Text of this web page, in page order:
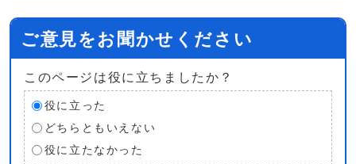
ご意見をお聞かせください
このページは役に立ちましたか？
役に立った
どちらともいえない
役に立たなかった